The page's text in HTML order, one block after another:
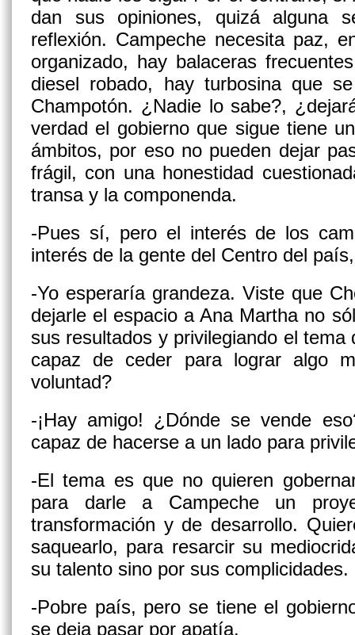
dan sus opiniones, quizá alguna
reflexión. Campeche necesita paz,
organizado, hay balaceras
diesel robado, hay turbosina que
Champotón. ¿Nadie lo sabe?,
verdad el gobierno que sigue tiene
ámbitos, por eso no pueden dejar
frágil, con una honestidad
transa y la componenda.
-Pues sí, pero el interés de los
interés de la gente del Centro del
-Yo esperaría grandeza. Viste que
dejarle el espacio a Ana Martha no
sus resultados y privilegiando el
capaz de ceder para lograr algo
voluntad?
-¡Hay amigo! ¿Dónde se vende
capaz de hacerse a un lado para
-El tema es que no quieren
para darle a Campeche un
transformación y de desarrollo.
saquearlo, para resarcir su
su talento sino por sus complicidades.
-Pobre país, pero se tiene el
se deja pasar por apatía.